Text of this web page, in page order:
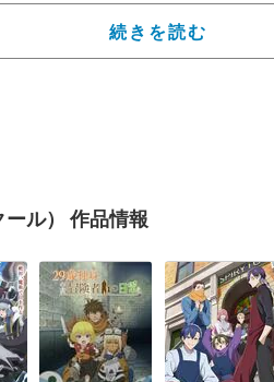
山下大輝）、通称“デク”が、社会
罪者“敵＜ヴィラン＞”に立ち向か
展開するヒーローアクション。
続きを読む
ル） 作品情報